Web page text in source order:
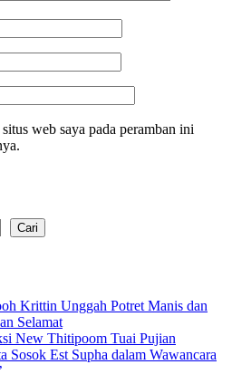
web saya pada peramban ini
Cari
Krittin Unggah Potret Manis dan
Selamat
New Thitipoom Tuai Pujian
Sosok Est Supha dalam Wawancara